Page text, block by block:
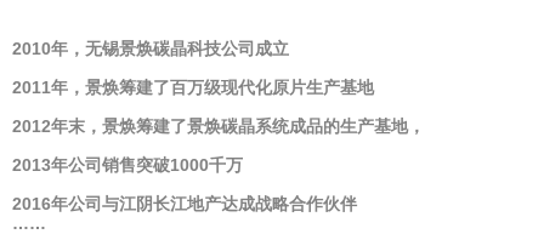
2010年，无锡景焕碳晶科技公司成立
2011年，景焕筹建了百万级现代化原片生产基地
2012年末，景焕筹建了景焕碳晶系统成品的生产基地，
2013年公司销售突破1000千万
2016年公司与江阴长江地产达成战略合作伙伴
……